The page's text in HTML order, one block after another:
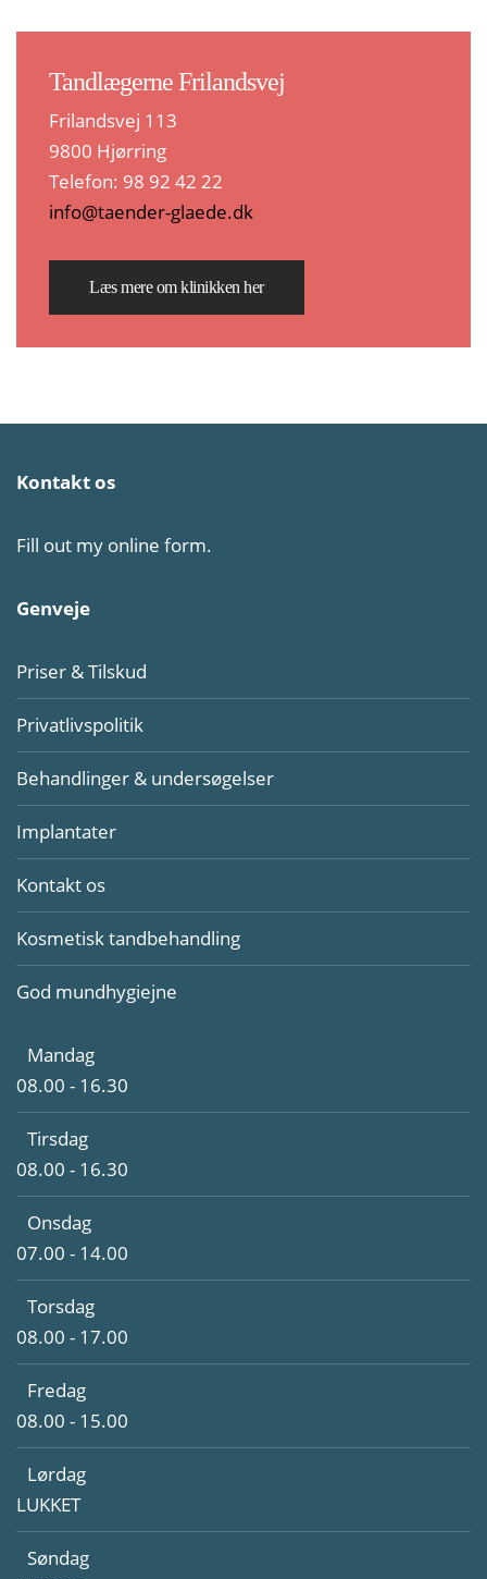
Tandlægerne Frilandsvej
Frilandsvej 113
9800 Hjørring
Telefon: 98 92 42 22
info@taender-glaede.dk
Læs mere om klinikken her
Kontakt os
Fill out my online form.
Genveje
Priser & Tilskud
Privatlivspolitik
Behandlinger & undersøgelser
Implantater
Kontakt os
Kosmetisk tandbehandling
God mundhygiejne
Mandag
08.00 - 16.30
Tirsdag
08.00 - 16.30
Onsdag
07.00 - 14.00
Torsdag
08.00 - 17.00
Fredag
08.00 - 15.00
Lørdag
LUKKET
Søndag